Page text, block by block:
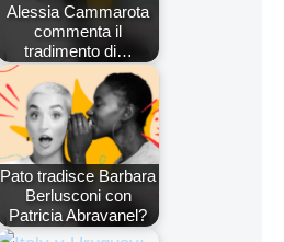
Alessia Cammarota
commenta il
tradimento di…
Pato tradisce Barbara
Berlusconi con
Patricia Abravanel?